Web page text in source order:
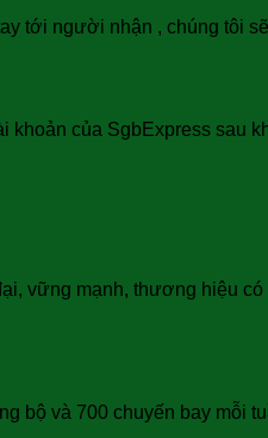
tới người nhận , chúng tôi
khoản của SgbExpress sau
vững mạnh, thương hiệu
bộ và 700 chuyến bay mỗi